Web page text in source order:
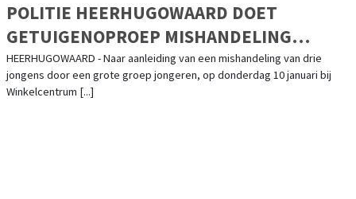
POLITIE HEERHUGOWAARD DOET
GETUIGENOPROEP MISHANDELING
MIDDENWAARD
HEERHUGOWAARD - Naar aanleiding van een mishandeling van drie
jongens door een grote groep jongeren, op donderdag 10 januari bij
Winkelcentrum [...]